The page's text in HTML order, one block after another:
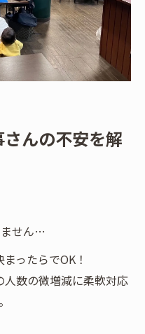
んの不安を解
せん…
ったらでOK！
数の微増減に柔軟対応